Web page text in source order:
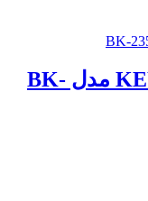
کیبورد KEYBOARD BEYOND مدل BK-